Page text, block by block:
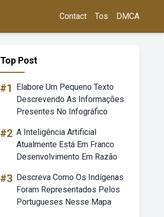
Contact Tos DMCA
Top Post
#1
Elabore Um Pequeno Texto
Descrevendo As Informações
Presentes No Infográfico
#2 A Inteligência Artificial
Atualmente Está Em Franco
Desenvolvimento Em Razão
#3 Descreva Como Os Indígenas
Foram Representados Pelos
Portugueses Nesse Mapa